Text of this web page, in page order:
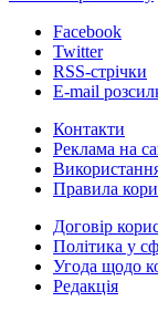
Facebook
Twitter
RSS-стрічки
E-mail
Контакти
Реклама на
Правила
Договір
Політика у
Угода щодо
Редакція